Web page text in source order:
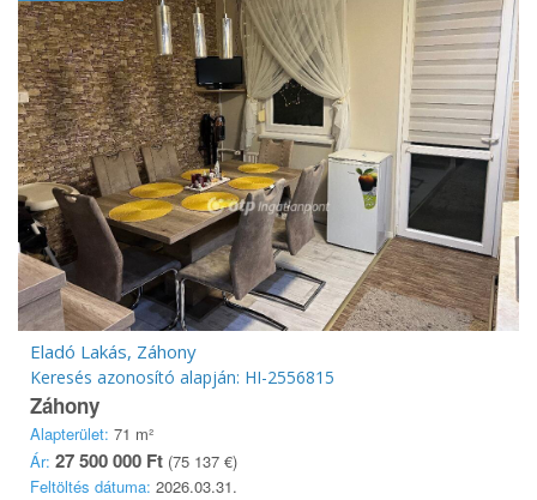
Eladó Lakás, Záhony
Keresés azonosító alapján: HI-2556815
Záhony
Alapterület: 71 m²
Ár: 27 500 000 Ft (75 137 €)
Feltöltés dátuma: 2026.03.31.